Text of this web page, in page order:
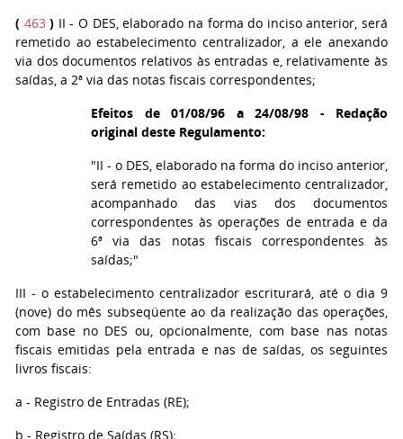
( 463 ) II - O DES, elaborado na forma do inciso anterior, será
remetido ao estabelecimento centralizador, a ele anexando
via dos documentos relativos às entradas e, relativamente às
saídas, a 2ª via das notas fiscais correspondentes;
Efeitos de 01/08/96 a 24/08/98 - Redação
original deste Regulamento:
"II - o DES, elaborado na forma do inciso anterior,
será remetido ao estabelecimento centralizador,
acompanhado das vias dos documentos
correspondentes às operações de entrada e da
6ª via das notas fiscais correspondentes às
saídas;"
III - o estabelecimento centralizador escriturará, até o dia 9
(nove) do mês subseqüente ao da realização das operações,
com base no DES ou, opcionalmente, com base nas notas
fiscais emitidas pela entrada e nas de saídas, os seguintes
livros fiscais:
a - Registro de Entradas (RE);
b - Registro de Saídas (RS);